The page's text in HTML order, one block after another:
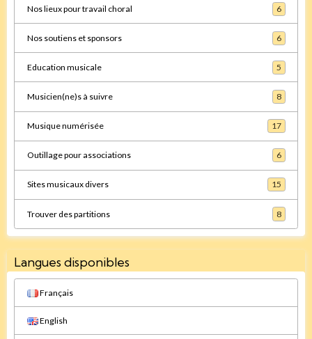
Nos lieux pour travail choral 6
Nos soutiens et sponsors 6
Education musicale 5
Musicien(ne)s à suivre 8
Musique numérisée 17
Outillage pour associations 6
Sites musicaux divers 15
Trouver des partitions 8
Langues disponibles
Français
English